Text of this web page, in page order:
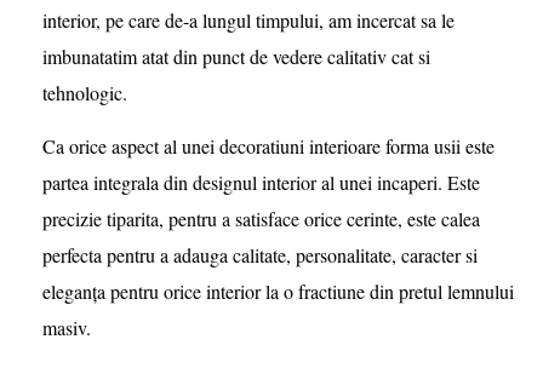
interior, pe care de-a lungul timpului, am incercat sa le
imbunatatim atat din punct de vedere calitativ cat si
tehnologic.
Ca orice aspect al unei decoratiuni interioare forma usii este
partea integrala din designul interioral unei incaperi. Este
precizie tiparita, pentru a satisface orice cerinte, este calea
perfecta pentru a adauga calitate, personalitate, caracter si
eleganţa pentru orice interior la o fractiune din pretul lemnului
masiv.